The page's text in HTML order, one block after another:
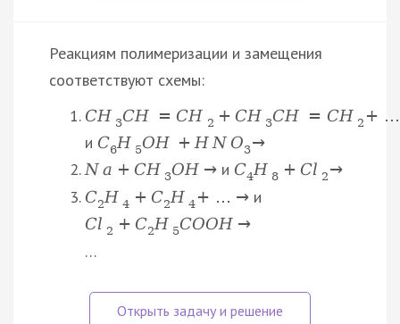
Реакциям полимеризации и замещения
соответствуют схемы:
CH 3CH = CH 2 + CH 3CH = CH 2 + …
и C6H 5OH + H N O3→
Na + СH 3OH → и C4H 8 + Cl 2 →
C2H 4 + C2H 4 + … → и
Cl 2 + C2H 5COOH →
…